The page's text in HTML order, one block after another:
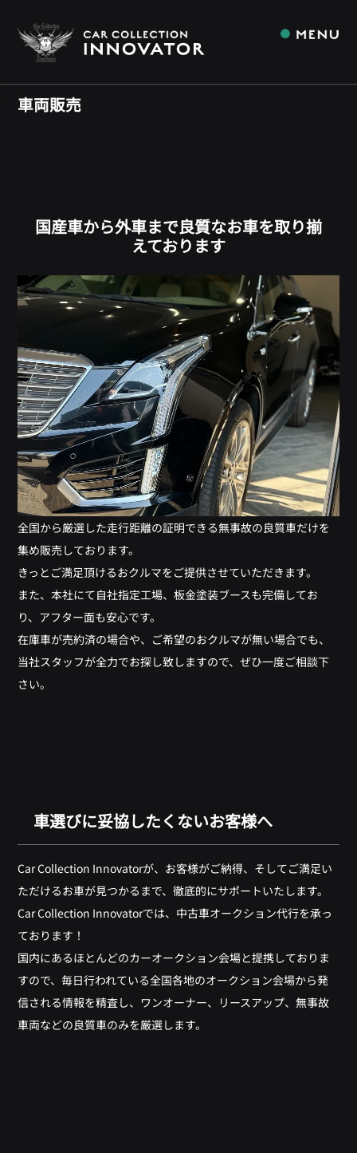
車両販売
国産車から外車まで良質なお車を取り揃
えております
全国から厳選した走行距離の証明できる無事故の良質車だけを
集め販売しております。
きっとご満足頂けるおクルマをご提供させていただきます。
また、本社にて自社指定工場、板金塗装ブースも完備してお
り、アフター面も安心です。
在庫車が売約済の場合や、ご希望のおクルマが無い場合でも、
当社スタッフが全力でお探し致しますので、ぜひ一度ご相談下
さい。
車選びに妥協したくないお客様へ
Car Collection Innovatorが、お客様がご納得、そしてご満足い
ただけるお車が見つかるまで、徹底的にサポートいたします。
Car Collection Innovatorでは、中古車オークション代行を承っ
ております！
国内にあるほとんどのカーオークション会場と提携しておりま
すので、毎日行われている全国各地のオークション会場から発
信される情報を精査し、ワンオーナー、リースアップ、無事故
車両などの良質車のみを厳選します。